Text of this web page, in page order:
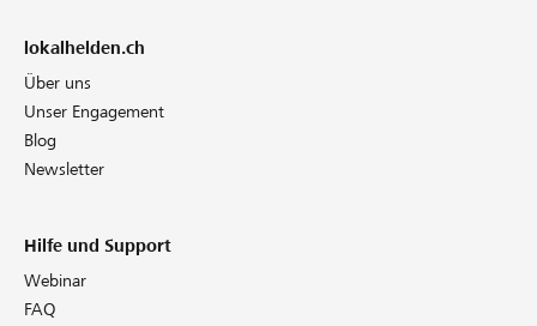
lokalhelden.ch
Über uns
Unser Engagement
Blog
Newsletter
Hilfe und Support
Webinar
FAQ